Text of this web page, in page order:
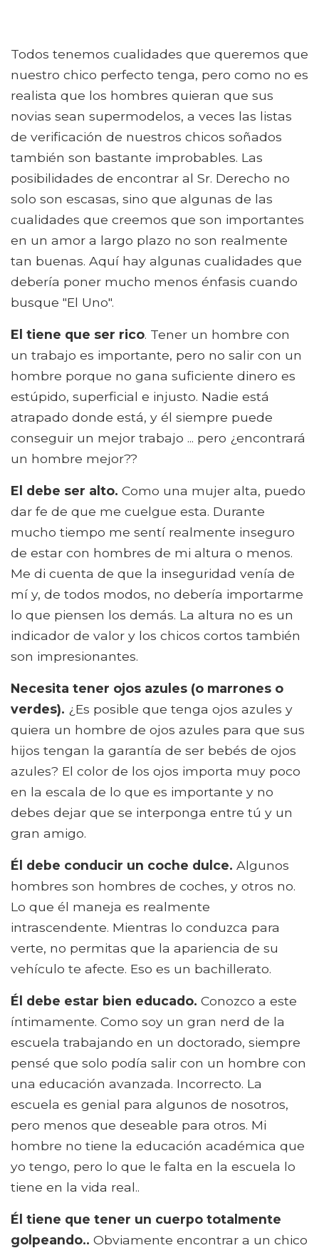
Todos tenemos cualidades que queremos que
nuestro chico perfecto tenga, pero como no es
realista que los hombres quieran que sus
novias sean supermodelos, a veces las listas
de verificación de nuestros chicos soñados
también son bastante improbables. Las
posibilidades de encontrar al Sr. Derecho no
solo son escasas, sino que algunas de las
cualidades que creemos que son importantes
en un amor a largo plazo no son realmente
tan buenas. Aquí hay algunas cualidades que
debería poner mucho menos énfasis cuando
busque "El Uno".
El tiene que ser rico. Tener un hombre con
un trabajo es importante, pero no salir con un
hombre porque no gana suficiente dinero es
estúpido, superficial e injusto. Nadie está
atrapado donde está, y él siempre puede
conseguir un mejor trabajo ... pero ¿encontrará
un hombre mejor??
El debe ser alto. Como una mujer alta, puedo
dar fe de que me cuelgue esta. Durante
mucho tiempo me sentí realmente inseguro
de estar con hombres de mi altura o menos.
Me di cuenta de que la inseguridad venía de
mí y, de todos modos, no debería importarme
lo que piensen los demás. La altura no es un
indicador de valor y los chicos cortos también
son impresionantes.
Necesita tener ojos azules (o marrones o
verdes). ¿Es posible que tenga ojos azules y
quiera un hombre de ojos azules para que sus
hijos tengan la garantía de ser bebés de ojos
azules? El color de los ojos importa muy poco
en la escala de lo que es importante y no
debes dejar que se interponga entre tú y un
gran amigo.
Él debe conducir un coche dulce. Algunos
hombres son hombres de coches, y otros no.
Lo que él maneja es realmente
intrascendente. Mientras lo conduzca para
verte, no permitas que la apariencia de su
vehículo te afecte. Eso es un bachillerato.
Él debe estar bien educado. Conozco a este
íntimamente. Como soy un gran nerd de la
escuela trabajando en un doctorado, siempre
pensé que solo podía salir con un hombre con
una educación avanzada. Incorrecto. La
escuela es genial para algunos de nosotros,
pero menos que deseable para otros. Mi
hombre no tiene la educación académica que
yo tengo, pero lo que le falta en la escuela lo
tiene en la vida real..
Él tiene que tener un cuerpo totalmente
golpeando.. Obviamente encontrar a un chico